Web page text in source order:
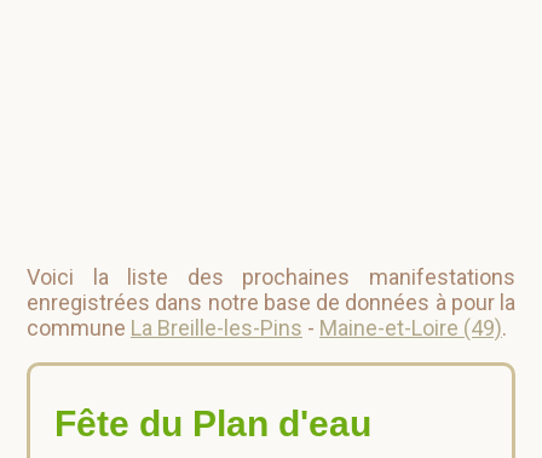
Voici la liste des prochaines manifestations
enregistrées dans notre base de données à pour la
commune La Breille-les-Pins - Maine-et-Loire (49).
Fête du Plan d'eau